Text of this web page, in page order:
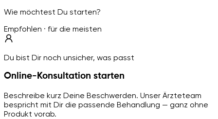
Wie möchtest Du starten?
Empfohlen · für die meisten
Du bist Dir noch unsicher, was passt
Online-Konsultation starten
Beschreibe kurz Deine Beschwerden. Unser Ärzteteam
bespricht mit Dir die passende Behandlung — ganz ohne
Produkt vorab.